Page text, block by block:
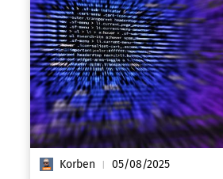
Korben | 05/08/2025